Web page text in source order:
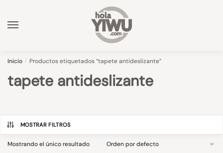
navigation
content
Inicio / Productos etiquetados “tapete antideslizante”
tapete antideslizante
MOSTRAR FILTROS
Mostrando el único resultado